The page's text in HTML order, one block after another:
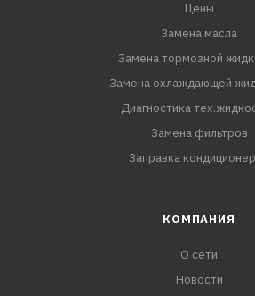
Цены
Замена масла
Замена тормозной
Замена охлаждающей
Диагностика
Замена фильтров
Заправка
КОМПАНИЯ
О сети
Новости